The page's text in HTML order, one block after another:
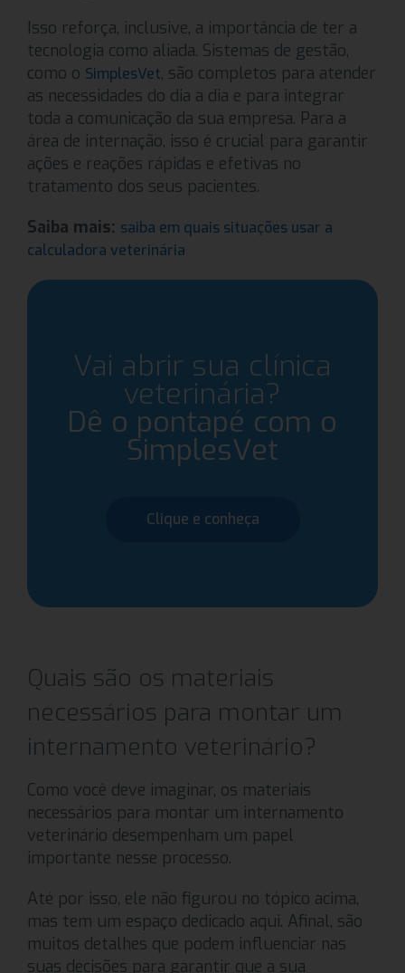
Isso reforça, inclusive, a importância de ter a
tecnologia como aliada. Sistemas de gestão,
como o SimplesVet, são completos para atender
as necessidades do dia a dia e para integrar
toda a comunicação da sua empresa. Para a
área de internação, isso é crucial para garantir
ações e reações rápidas e efetivas no
tratamento dos seus pacientes.
Saiba mais: saiba em quais situações usar a
calculadora veterinária
Vai abrir sua clínica
veterinária?
Dê o pontapé com o
SimplesVet
Clique e conheça
Quais são os materiais
necessários para montar um
internamento veterinário?
Como você deve imaginar, os materiais
necessários para montar um internamento
veterinário desempenham um papel
importante nesse processo.
Até por isso, ele não figurou no tópico acima,
mas tem um espaço dedicado aqui. Afinal, são
muitos detalhes que podem influenciar nas
suas decisões para garantir que a sua